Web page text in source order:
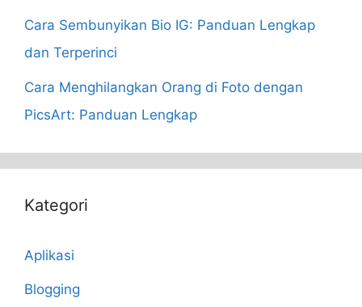
Cara Sembunyikan Bio IG: Panduan Lengkap
dan Terperinci
Cara Menghilangkan Orang di Foto dengan
PicsArt: Panduan Lengkap
Kategori
Aplikasi
Blogging